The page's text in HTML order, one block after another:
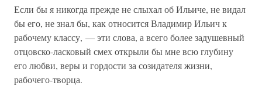
Если бы я никогда прежде не слыхал об Ильиче, не видал
бы его, не знал бы, как относится Владимир Ильич к
рабочему классу, — эти слова, а всего более задушевный
отцовско-ласковый смех открыли бы мне всю глубину
его любви, веры и гордости за созидателя жизни,
рабочего-творца.